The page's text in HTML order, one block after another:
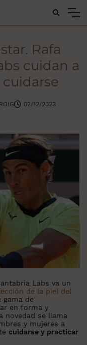
Buscar...
Rafa
cuidan a
02/12/2023
Labs va un
de la piel del
gama de
en forma y
novedad se llama
y mujeres a
cuidarse y practicar